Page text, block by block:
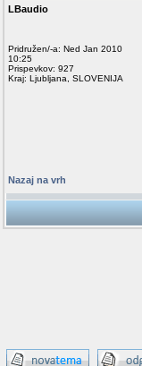
LBaudio
Pridružen/-a: Ned Jan 2010
10:25
Prispevkov: 927
Kraj: Ljubljana, SLOVENIJA
Nazaj na vrh